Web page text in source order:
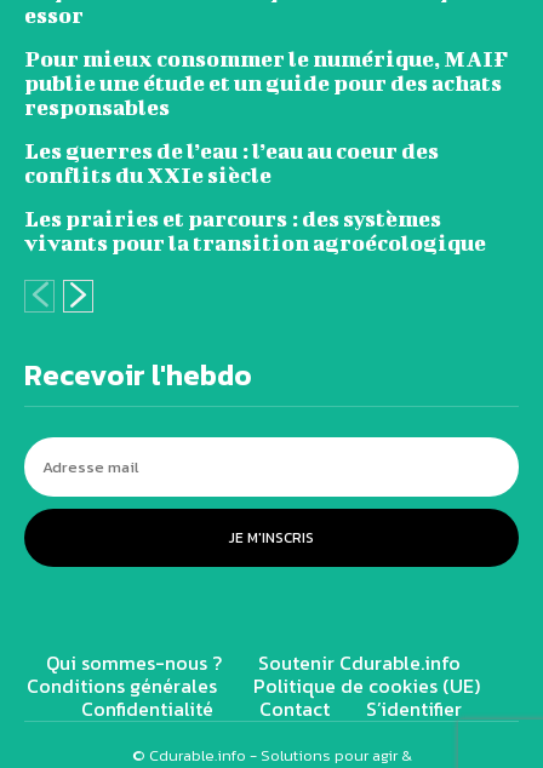
essor
Pour mieux consommer le numérique, MAIF
publie une étude et un guide pour des achats
responsables
Les guerres de l’eau : l’eau au coeur des
conflits du XXIe siècle
Les prairies et parcours : des systèmes
vivants pour la transition agroécologique
Recevoir l'hebdo
JE M'INSCRIS
Qui sommes-nous ? Soutenir Cdurable.info
Conditions générales Politique de cookies (UE)
Confidentialité Contact S’identifier
© Cdurable.info - Solutions pour agir &